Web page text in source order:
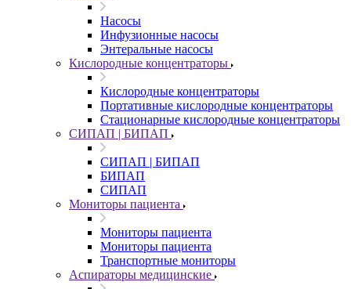
Насосы
Инфузионные насосы
Энтеральные насосы
Кислородные концентраторы
Кислородные концентраторы
Портативные кислородные концентраторы
Стационарные кислородные концентраторы
СИПАП | БИПАП
СИПАП | БИПАП
БИПАП
СИПАП
Мониторы пациента
Мониторы пациента
Мониторы пациента
Транспортные мониторы
Аспираторы медицинские